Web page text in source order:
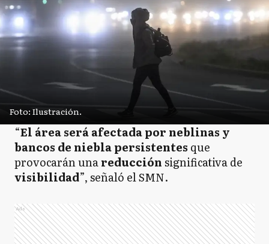
Foto: Ilustración.
“El área será afectada por neblinas y
bancos de niebla persistentes que
provocarán unareducciónsignificativa de
visibilidad”, señaló el SMN.
Ads